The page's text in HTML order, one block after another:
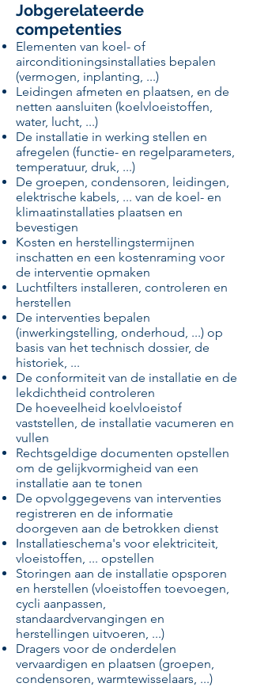
Jobgerelateerde
competenties
Elementen van koel- of
airconditioningsinstallaties bepalen
(vermogen, inplanting, ...)
Leidingen afmeten en plaatsen, en de
netten aansluiten (koelvloeistoffen,
water, lucht, ...)
De installatie in werking stellen en
afregelen (functie- en regelparameters,
temperatuur, druk, ...)
De groepen, condensoren, leidingen,
elektrische kabels, ... van de koel- en
klimaatinstallaties plaatsen en
bevestigen
Kosten en herstellingstermijnen
inschatten en een kostenraming voor
de interventie opmaken
Luchtfilters installeren, controleren en
herstellen
De interventies bepalen
(inwerkingstelling, onderhoud, ...) op
basis van het technisch dossier, de
historiek, ...
De conformiteit van de installatie en de
lekdichtheid controleren
De hoeveelheid koelvloeistof
vaststellen, de installatie vacumeren en
vullen
Rechtsgeldige documenten opstellen
om de gelijkvormigheid van een
installatie aan te tonen
De opvolggegevens van interventies
registreren en de informatie
doorgeven aan de betrokken dienst
Installatieschema's voor elektriciteit,
vloeistoffen, ... opstellen
Storingen aan de installatie opsporen
en herstellen (vloeistoffen toevoegen,
cycli aanpassen,
standaardvervangingen en
herstellingen uitvoeren, ...)
Dragers voor de onderdelen
vervaardigen en plaatsen (groepen,
condensoren, warmtewisselaars, ...)